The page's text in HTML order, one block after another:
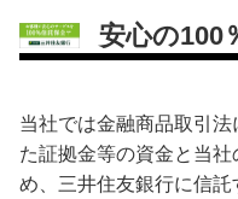
安心の100
当社では金融商品取引
た証拠金等の資金と当
め、三井住友銀行に信